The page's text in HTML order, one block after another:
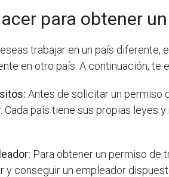
para obtener
trabajar en un país
en otro país. A continuación,
Antes de solicitar un permiso
Cada país tiene sus propias
Para obtener un permiso de
y conseguir un empleador